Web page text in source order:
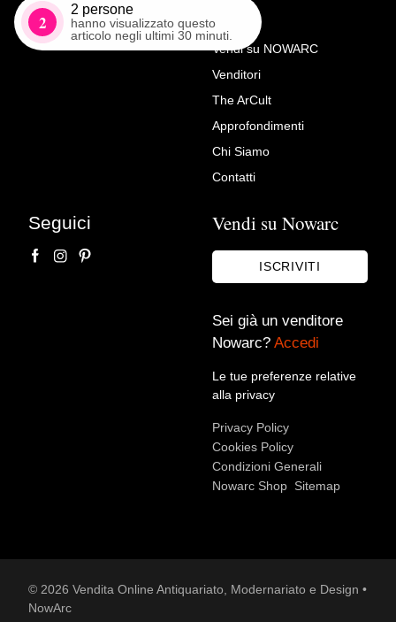
2
2 persone
hanno visualizzato questo
articolo negli ultimi 30 minuti.
Richiedi Maggiori Info su
Tavolo con piano in vetro di
Murano
Accetto le condizioni sullaprivacy policy*.
Voglio rimanere aggiornato sulle ultime novità.
Vendi su NOWARC
Venditori
The ArCult
Approfondimenti
Chi Siamo
Contatti
Seguici Vendi su Nowarc
ISCRIVITI
Sei già un venditore
Nowarc? Accedi
Le tue preferenze relative
alla privacy
Privacy Policy
Cookies Policy
Condizioni Generali
Nowarc Shop Sitemap
© 2026 Vendita Online Antiquariato, Modernariato e Design •
NowArc